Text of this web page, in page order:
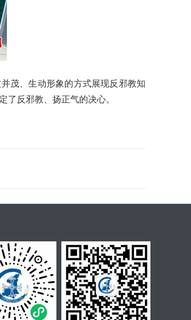
茂、生动形象的方式展现反邪教知
反邪教、扬正气的决心。